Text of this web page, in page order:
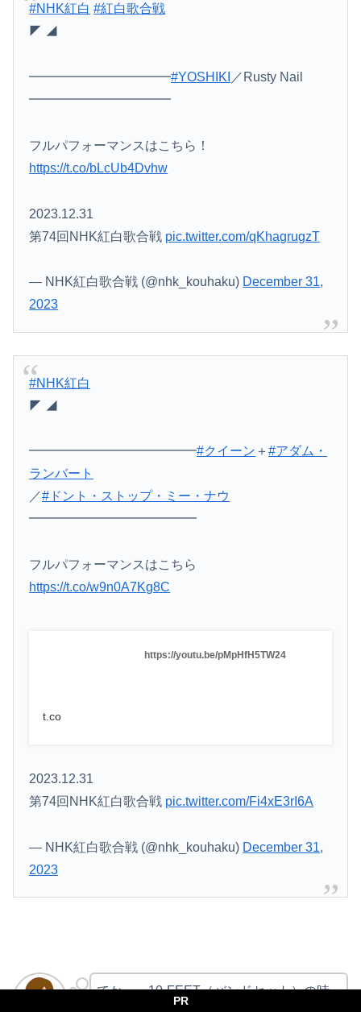
#NHK紅白 #紅白歌合戦
◤ ◢
━━━━━━━━━━━#YOSHIKI ／Rusty Nail
━━━━━━━━━━━
フルパフォーマンスはこちら！
https://t.co/bLcUb4Dvhw
2023.12.31
第74回NHK紅白歌合戦 pic.twitter.com/qKhagrugzT
— NHK紅白歌合戦 (@nhk_kouhaku) December 31,
2023
#NHK紅白
◤ ◢
━━━━━━━━━━━━━#クイーン ＋#アダム・
ランバート
／#ドント・ストップ・ミー・ナウ
━━━━━━━━━━━━━
フルパフォーマンスはこちら
https://t.co/w9n0A7Kg8C
https://youtu.be/pMpHfH5TW24
t.co
2023.12.31
第74回NHK紅白歌合戦 pic.twitter.com/Fi4xE3rI6A
— NHK紅白歌合戦 (@nhk_kouhaku) December 31,
2023
てか、、10-FEET（バンドセット）の時
PR